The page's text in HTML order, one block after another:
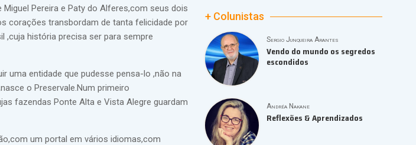
Pereira e Paty do Alferes,com seus dois
corações transbordam de tanta felicidade por
,cuja história precisa ser para sempre
uma entidade que pudesse pensa-lo ,não na
o Preservale.Num primeiro
fazendas Ponte Alta e Vista Alegre guardam
um portal em vários idiomas,com
postura diferente da cantora colombiana.Os
grandes desafios dos shows gratuitos.
+ Colunistas
Sergio Junqueira Arantes
Vendo do mundo os segredos
escondidos
Andréa Nakane
Reflexões & Aprendizados